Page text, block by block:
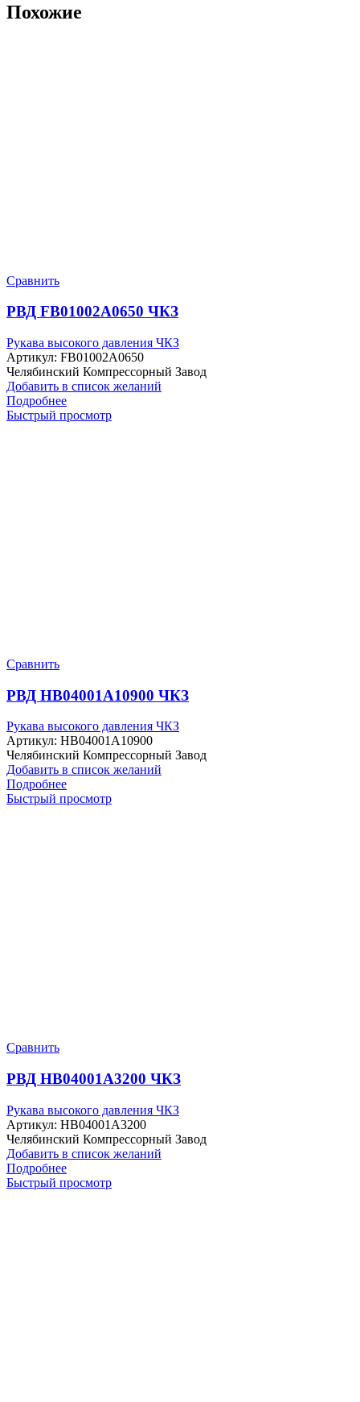
Похожие
Сравнить
РВД FB01002A0650 ЧКЗ
Рукава высокого давления ЧКЗ
Артикул: FB01002A0650
Челябинский Компрессорный Завод
Добавить в список желаний
Подробнее
Быстрый просмотр
Сравнить
РВД HB04001A10900 ЧКЗ
Рукава высокого давления ЧКЗ
Артикул: HB04001A10900
Челябинский Компрессорный Завод
Добавить в список желаний
Подробнее
Быстрый просмотр
Сравнить
РВД HB04001A3200 ЧКЗ
Рукава высокого давления ЧКЗ
Артикул: HB04001A3200
Челябинский Компрессорный Завод
Добавить в список желаний
Подробнее
Быстрый просмотр